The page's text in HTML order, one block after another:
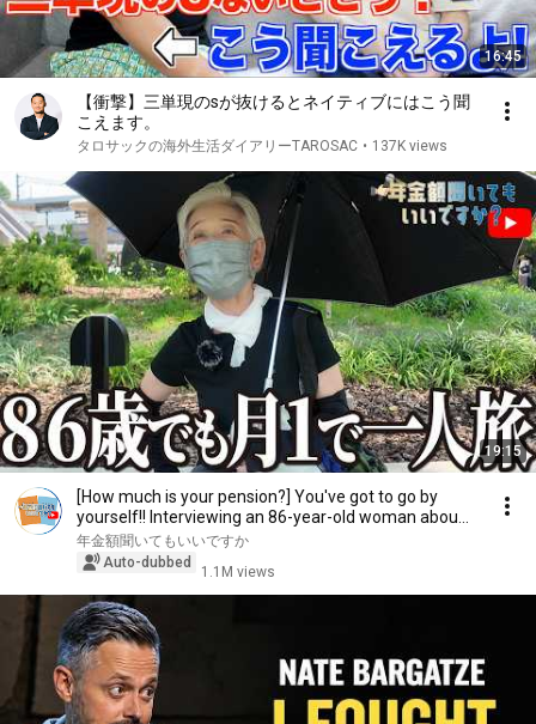
16:45
【衝撃】三単現のsが抜けるとネイティブにはこう聞
こえます。
タロサックの海外生活ダイアリーTAROSAC • 137K views
19:15
[How much is your pension?] You've got to go by
yourself!! Interviewing an 86-year-old woman abou...
年金額聞いてもいいですか
Auto-dubbed
1.1M views